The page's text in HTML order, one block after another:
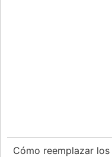
Cómo reemplazar